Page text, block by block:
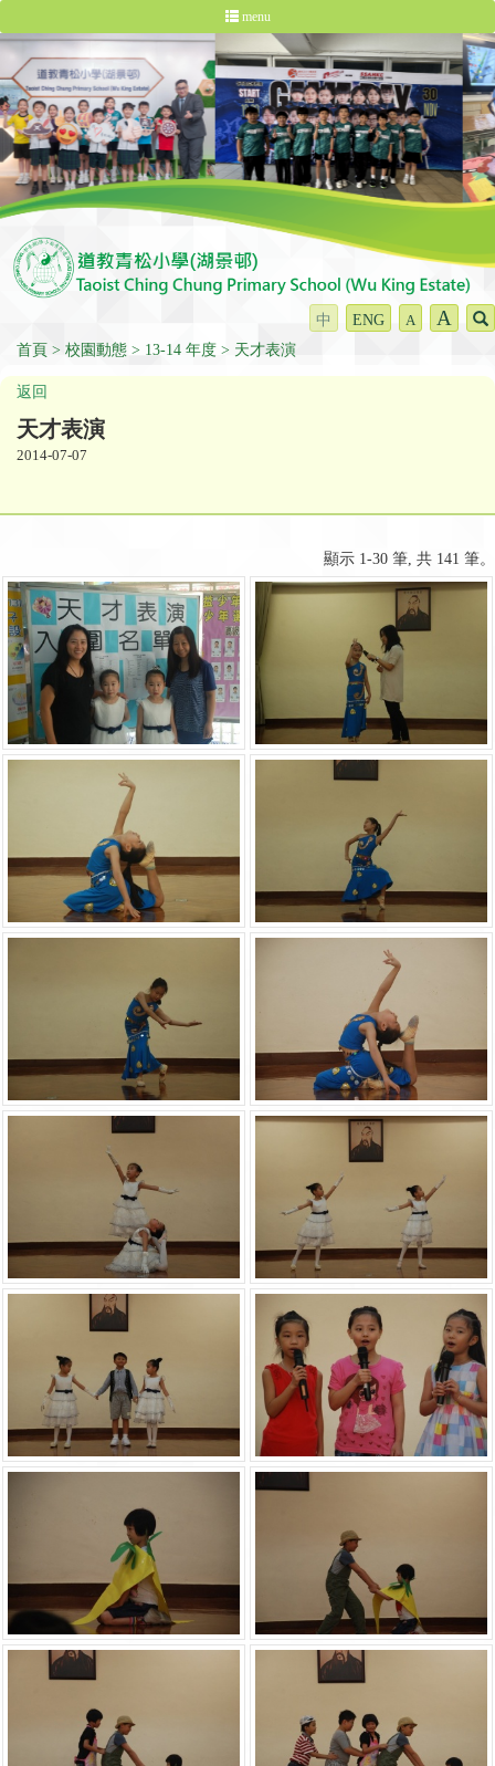
menu
中 ENG A A
首頁 校園動態 13-14 年度 天才表演
返回
天才表演
2014-07-07
顯示 1-30 筆, 共 141 筆。